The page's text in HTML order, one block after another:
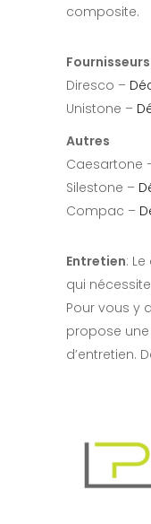
composite.
Fournisseurs
Diresco –
Unistone –
Autres
Caesartone
Silestone –
Compac –
Entretien:
qui
Pour vous y
propose
d’entretien.